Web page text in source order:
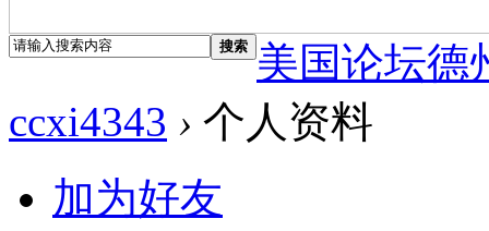
搜索
美国论坛德
ccxi4343 › 个人资料
加为好友